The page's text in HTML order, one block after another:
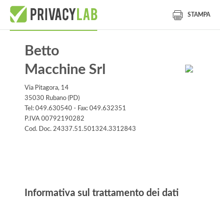
STAMPA
Betto
Macchine Srl
Via Pitagora, 14
35030 Rubano (PD)
Tel: 049.630540 - Fax: 049.632351
P.IVA 00792190282
Cod. Doc. 24337.51.501324.3312843
Informativa sul trattamento dei dati